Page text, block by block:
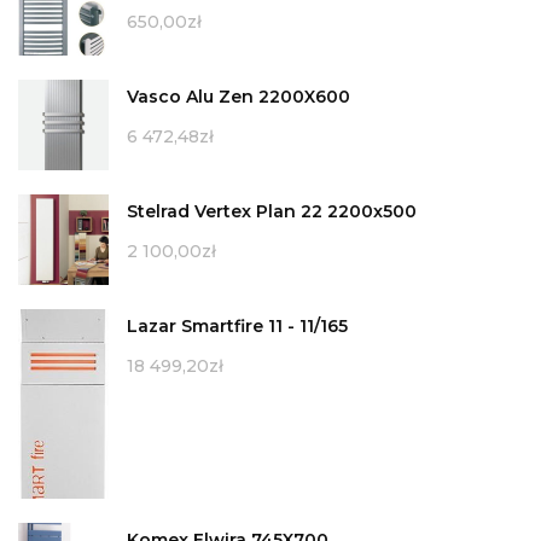
650,00zł
Vasco Alu Zen 2200X600
6 472,48zł
Stelrad Vertex Plan 22 2200x500
2 100,00zł
Lazar Smartfire 11 - 11/165
18 499,20zł